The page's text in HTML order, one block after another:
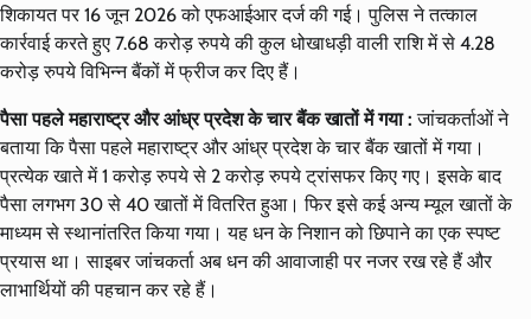
शिकायत पर 16 जून 2026 को एफआईआर दर्ज की गई। पुलिस ने तत्काल
कार्रवाई करते हुए 7.68 करोड़ रुपये की कुल धोखाधड़ी वाली राशि में से 4.28
करोड़ रुपये विभिन्न बैंकों में फ्रीज कर दिए हैं।
पैसा पहले महाराष्ट्र और आंध्र प्रदेश के चार बैंक खातों में गया :जांचकर्ताओं ने
बताया कि पैसा पहले महाराष्ट्र और आंध्र प्रदेश के चार बैंक खातों में गया।
प्रत्येक खाते में 1 करोड़ रुपये से 2 करोड़ रुपये ट्रांसफर किए गए। इसके बाद
पैसा लगभग 30 से 40 खातों में वितरित हुआ। फिर इसे कई अन्य म्यूल खातों के
माध्यम से स्थानांतरित किया गया। यह धन के निशान को छिपाने का एक स्पष्ट
प्रयास था। साइबर जांचकर्ता अब धन की आवाजाही पर नजर रख रहे हैं और
लाभार्थियों की पहचान कर रहे हैं।